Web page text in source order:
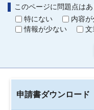
このページに問題点は
特にない
内容
情報が少ない
文
申請書ダウンロード